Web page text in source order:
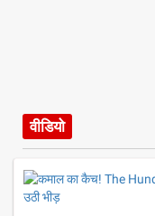
वीडियो